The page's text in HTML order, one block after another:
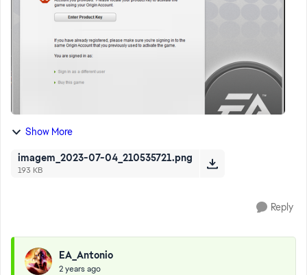
Show More
imagem_2023-07-04_210535721.png
193 KB
Reply
EA_Antonio
2 years ago